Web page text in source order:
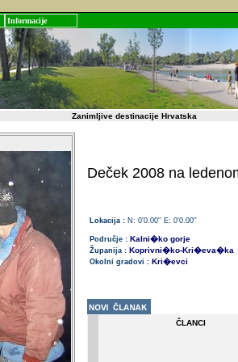
Informacije
Zanimljive destinacije Hrvatska
Deček 2008 na
Lokacija : N: 0'0.00'' E: 0'0.00''
Područje : Kalni�ko gorje
Županija : Koprivni�ko-Kri�eva�ka
Okolni gradovi : Kri�evci
ČLANCI